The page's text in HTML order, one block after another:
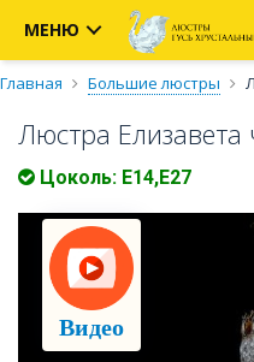
МЕНЮ
Главная Большие люстры
Люстра Елизавета
Цоколь: Е14,Е27
Видео